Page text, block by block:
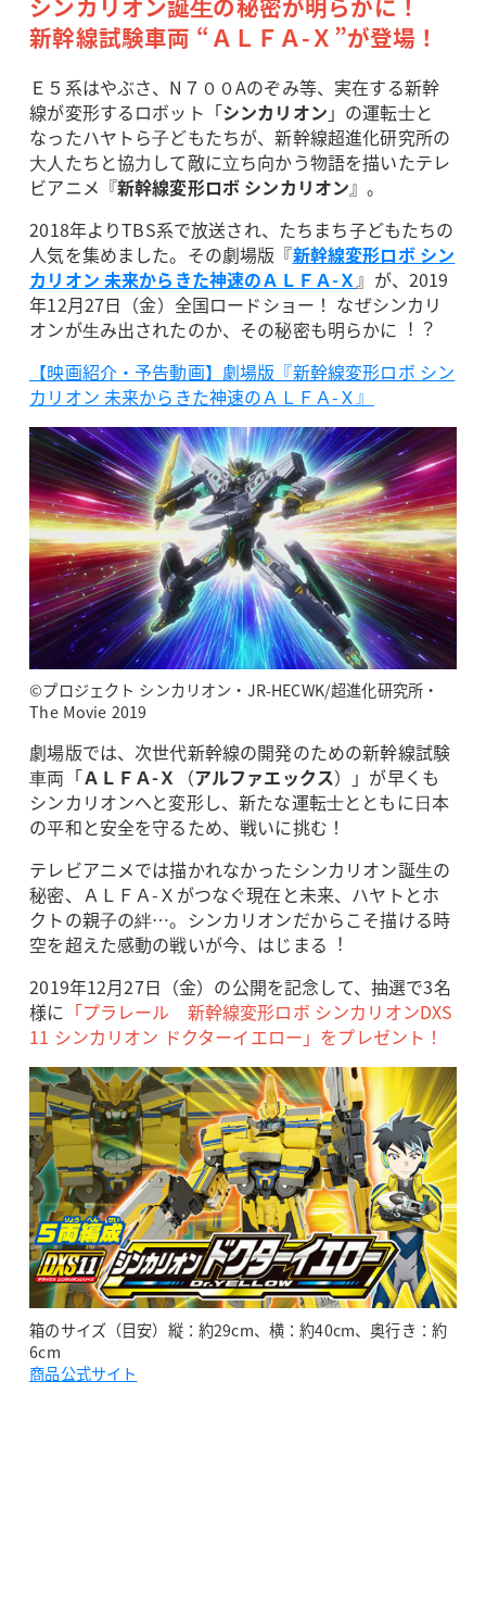
新幹線試験車両 “ＡＬＦＡ-Ｘ”が登場！
Ｅ５系はやぶさ、N７００Aのぞみ等、実在する新幹
線が変形するロボット「シンカリオン 」の運転⼠と
なったハヤトら⼦どもたちが、新幹線超進化研究所の
⼤⼈たちと協⼒して敵に⽴ち向かう物語を描いたテレ
ビアニメ『新幹線変形ロボ シンカリオン』。
2018年よりTBS系で放送され、たちまち子どもたちの
人気を集めました。その劇場版『新幹線変形ロボ シン
カリオン 未来からきた神速のＡＬＦＡ-Ｘ 』が、2019
年12月27日（金）全国ロードショー！ なぜシンカリ
オンが⽣み出されたのか、その秘密も明らかに︕︖
【映画紹介・予告動画】劇場版『新幹線変形ロボ シン
カリオン 未来からきた神速のＡＬＦＡ-Ｘ』
©プロジェクト シンカリオン・JR-HECWK/超進化研究所・
The Movie 2019
劇場版では、次世代新幹線の開発のための新幹線試験
⾞両「ＡＬＦＡ-Ｘ （アルファエックス）」が早くも
シンカリオンへと変形し、新たな運転⼠とともに⽇本
の平和と安全を守るため、戦いに挑む！
テレビアニメでは描かれなかったシンカリオン誕⽣の
秘密、ＡＬＦＡ-Ｘがつなぐ現在と未来、ハヤトとホ
クトの親⼦の絆…。シンカリオンだからこそ描ける時
空を超えた感動の戦いが今、はじまる︕
2019年12月27日（金）の公開を記念して、抽選で3名
様に 「プラレール 新幹線変形ロボ シンカリオンDXS
11 シンカリオン ドクターイエロー」をプレゼント！
箱のサイズ（目安）縦：約29cm、横：約40cm、奥行き：約
6cm
商品公式サイト